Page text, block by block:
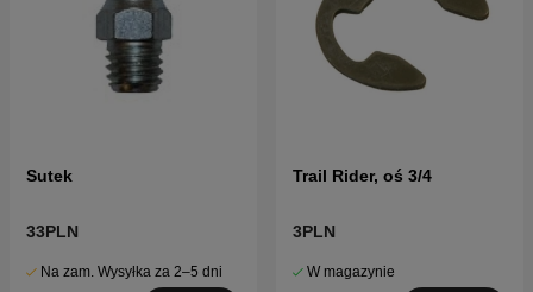
Sutek
33PLN
Na zam. Wysyłka za 2–5 dni
Trail Rider, oś 3/4
3PLN
W magazynie